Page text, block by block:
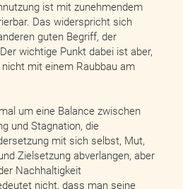
ist mit zunehmendem
Das widerspricht sich
guten Begriff, der
wichtige Punkt dabei ist aber,
mit einem Raubbau am
um eine Balance zwischen
und Stagnation, die
mit sich selbst, Mut,
Zielsetzung abverlangen, aber
Nachhaltigkeit
nicht, dass man seine